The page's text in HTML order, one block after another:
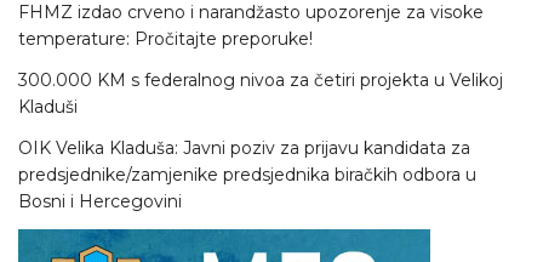
FHMZ izdao crveno i narandžasto upozorenje za visoke
temperature: Pročitajte preporuke!
300.000 KM s federalnog nivoa za četiri projekta u Velikoj
Kladuši
OIK Velika Kladuša: Javni poziv za prijavu kandidata za
predsjednike/zamjenike predsjednika biračkih odbora u
Bosni i Hercegovini